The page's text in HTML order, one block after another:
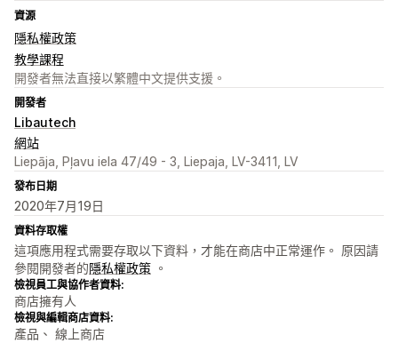
資源
隱私權政策
教學課程
開發者無法直接以繁體中文提供支援。
開發者
Libautech
網站
Liepāja, Pļavu iela 47/49 - 3, Liepaja, LV-3411, LV
發布日期
2020年7月19日
資料存取權
這項應用程式需要存取以下資料，才能在商店中正常運作。 原因請
參閱開發者的隱私權政策 。
檢視員工與協作者資料:
商店擁有人
檢視與編輯商店資料:
產品、 線上商店